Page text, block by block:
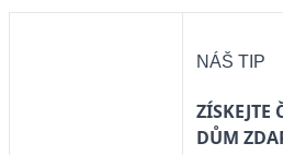
NÁŠ TIP
ZÍSKEJTE
DŮM